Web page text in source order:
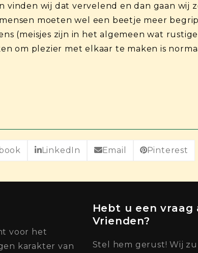
vinden wij dat vervelend en dan gaan wij
moeten wel een beetje meer
(meisjes zijn in het algemeen wat
om plezier met elkaar te maken is
LinkedIn Email Pinterest
voor het
karakter van
Hebt u een vraag
Vrienden?
Stel hem gerust! Wij